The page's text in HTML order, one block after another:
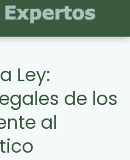
Ley:
de los
al